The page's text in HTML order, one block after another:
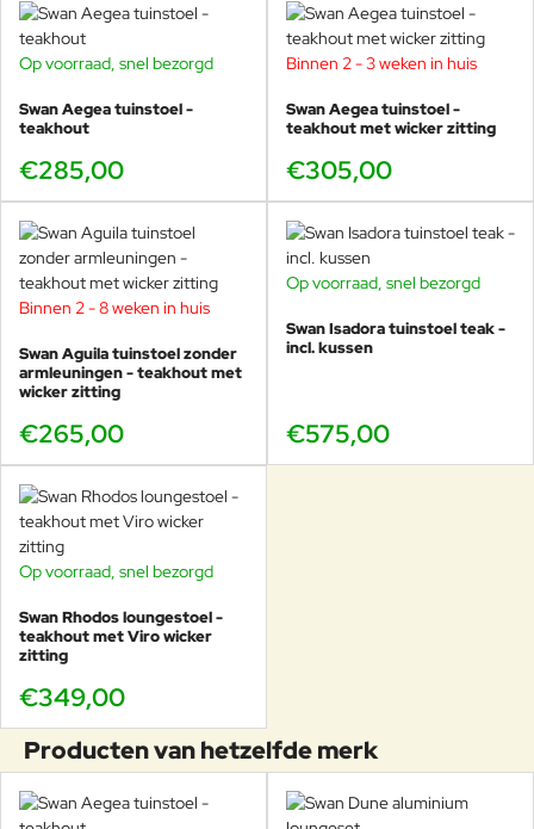
kussens. Vlekken op de kussens
kunnen met water en zeep worden
verwijderd.
Op voorraad, snel bezorgd
Swan Aegea tuinstoel -
teakhout
€285,00
Binnen 2 - 3 weken in huis
Swan Aegea tuinstoel -
teakhout met wicker zitting
€305,00
Binnen 2 - 8 weken in huis
Swan Aguila tuinstoel zonder
armleuningen - teakhout met
wicker zitting
€265,00
Op voorraad, snel bezorgd
Swan Isadora tuinstoel teak -
incl. kussen
€575,00
Op voorraad, snel bezorgd
Swan Rhodos loungestoel -
teakhout met Viro wicker
zitting
€349,00
Producten van hetzelfde merk